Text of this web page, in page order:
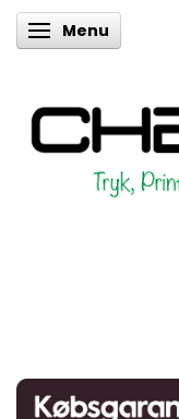
Skifte navigation
Menu